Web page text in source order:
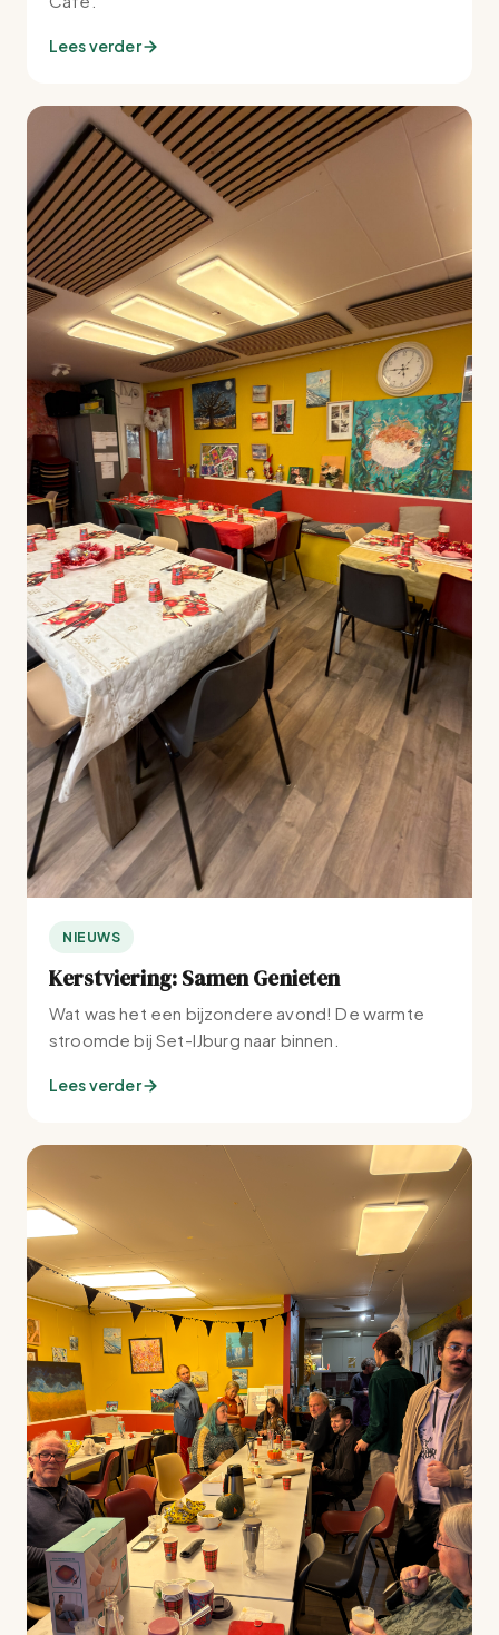
Lees verder
NIEUWS
Kerstviering: Samen Genieten
Wat was het een bijzondere avond! De warmte
stroomde bij Set-IJburg naar binnen.
Lees verder